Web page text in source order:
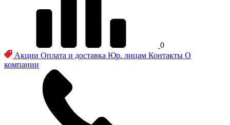
0
Акции Оплата и доставка Юр. лицам Контакты О
компании